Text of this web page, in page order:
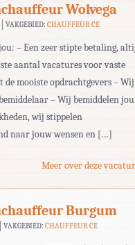
Wolvega
VAKGEBIED:CHAUFFEUR CE
– Een zeer stipte betaling,
aantal vacatures voor vaste
mooiste opdrachtgevers – Wij
– Wij bemiddelen jou
wij stippelen
naar jouw wensen en […]
Meer over deze
Burgum
VAKGEBIED:CHAUFFEUR CE